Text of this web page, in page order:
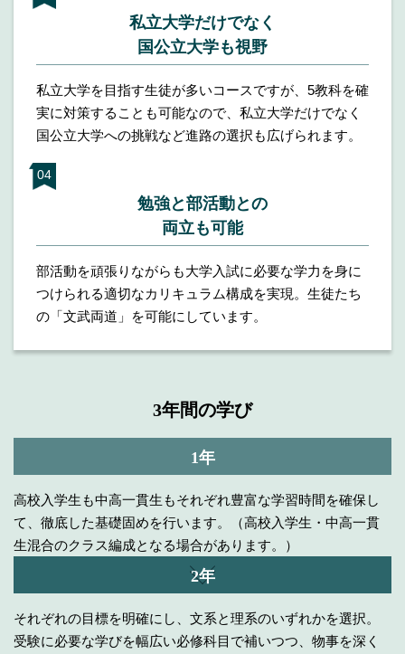
私立大学だけでなく
国公立大学も視野
私立大学を目指す生徒が多いコースですが、5教科を確
実に対策することも可能なので、私立大学だけでなく
国公立大学への挑戦など進路の選択も広げられます。
勉強と部活動との
両立も可能
部活動を頑張りながらも大学入試に必要な学力を身に
つけられる適切なカリキュラム構成を実現。生徒たち
の「文武両道」を可能にしています。
3年間の学び
1年
高校入学生も中高一貫生もそれぞれ豊富な学習時間を確保し
て、徹底した基礎固めを行います。（高校入学生・中高一貫
生混合のクラス編成となる場合があります。）
2年
それぞれの目標を明確にし、文系と理系のいずれかを選択。
受験に必要な学びを幅広い必修科目で補いつつ、物事を深く